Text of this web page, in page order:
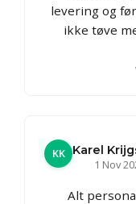
levering og
ikke tøve
KK Karel
1 Nov
Alt